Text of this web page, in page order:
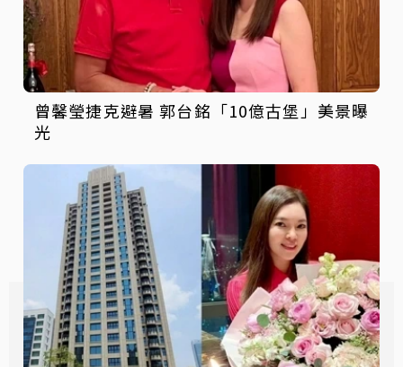
曾馨瑩捷克避暑 郭台銘「10億古堡」美景曝
光